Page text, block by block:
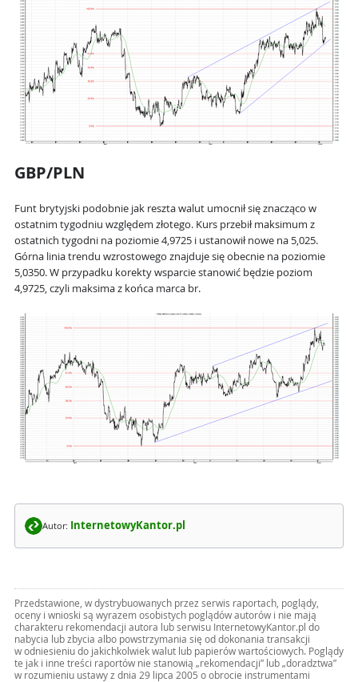
GBP/PLN
Funt brytyjski podobnie jak reszta walut umocnił się znacząco w
ostatnim tygodniu względem złotego. Kurs przebił maksimum z
ostatnich tygodni na poziomie 4,9725 i ustanowił nowe na 5,025.
Górna linia trendu wzrostowego znajduje się obecnie na poziomie
5,0350. W przypadku korekty wsparcie stanowić będzie poziom
4,9725, czyli maksima z końca marca br.
Autor: InternetowyKantor.pl
Przedstawione, w dystrybuowanych przez serwis raportach, poglądy,
oceny i wnioski są wyrazem osobistych poglądów autorów i nie mają
charakteru rekomendacji autora lub serwisu InternetowyKantor.pl do
nabycia lub zbycia albo powstrzymania się od dokonania transakcji
w odniesieniu do jakichkolwiek walut lub papierów wartościowych. Poglądy
te jak i inne treści raportów nie stanowią „rekomendacji” lub „doradztwa”
w rozumieniu ustawy z dnia 29 lipca 2005 o obrocie instrumentami